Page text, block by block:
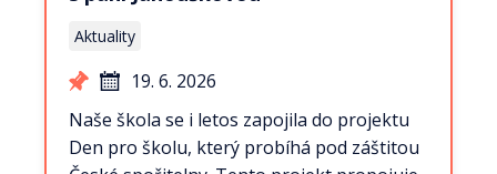
Aktuality
19. 6. 2026
Naše škola se i letos zapojila do projektu
Den pro školu, který probíhá pod záštitou